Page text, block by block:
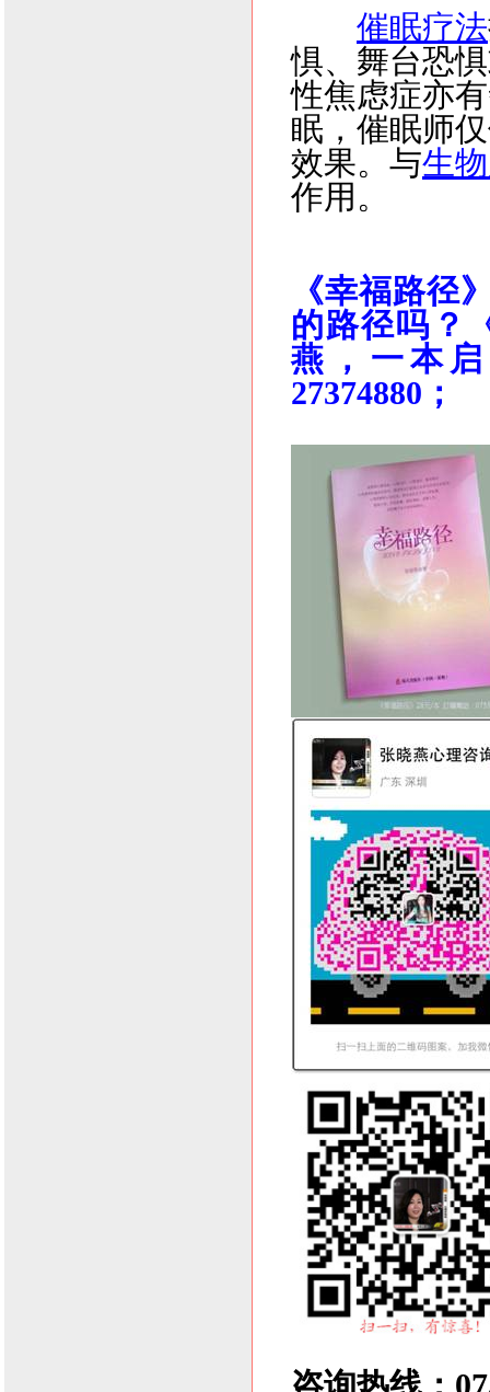
催眠疗法
惧、舞台恐
性焦虑症亦
眠，催眠师
效果。与生
作用。
《幸福路径
的路径吗？
燕，一本
27374880；